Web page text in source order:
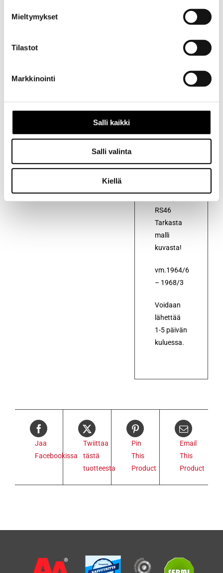
Mieltymykset
Tilastot
Markkinointi
Salli kaikki
Salli valinta
Kiellä
Kuvaus
Alkuperäinen
pyörijä
RS46
Tarkasta
malli
kuvasta!
vm.1964/6
– 1968/3
Voidaan
lähettää
1-5 päivän
kuluessa.
Jaa
Facebookissa
Twiittaa
tästä
tuotteesta
Pin
This
Product
Email
This
Product